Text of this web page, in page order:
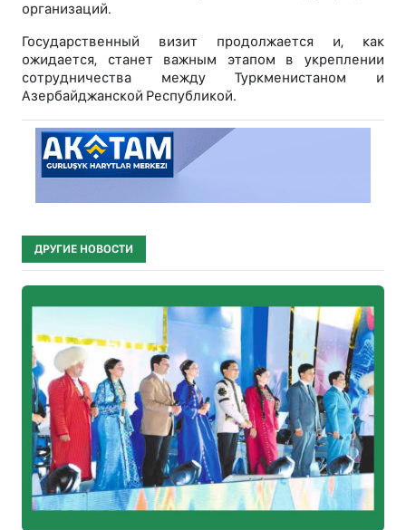
организаций.
Государственный визит продолжается и, как
ожидается, станет важным этапом в укреплении
сотрудничества между Туркменистаном и
Азербайджанской Республикой.
ДРУГИЕ НОВОСТИ